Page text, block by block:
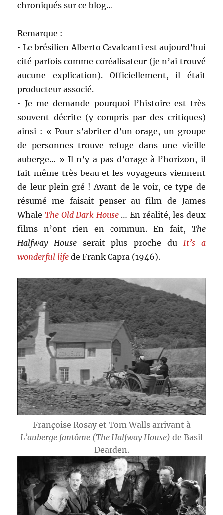
chroniqués sur ce blog…
Remarque :
• Le brésilien Alberto Cavalcanti est aujourd’hui
cité parfois comme coréalisateur (je n’ai trouvé
aucune explication). Officiellement, il était
producteur associé.
• Je me demande pourquoi l’histoire est très
souvent décrite (y compris par des critiques)
ainsi : « Pour s’abriter d’un orage, un groupe
de personnes trouve refuge dans une vieille
auberge… » Il n’y a pas d’orage à l’horizon, il
fait même très beau et les voyageurs viennent
de leur plein gré ! Avant de le voir, ce type de
résumé me faisait penser au film de James
Whale The Old Dark House… En réalité, les deux
films n’ont rien en commun. En fait, The
Halfway House serait plus proche du It’s a
wonderful lifede Frank Capra (1946).
Françoise Rosay et Tom Walls arrivant à
L’auberge fantôme (The Halfway House) de Basil
Dearden.